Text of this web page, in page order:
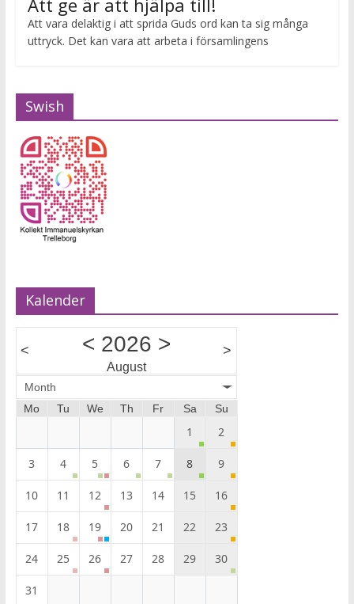
Att ge är att hjälpa till!
Att vara delaktig i att sprida Guds ord kan ta sig många
uttryck. Det kan vara att arbeta i församlingens
Swish
Kalender
< < 2026 >
August
>
Month
Mo
Tu We Th Fr Sa Su
1 2
3 4 5 6 7 8 9
10 11 12 13 14 15 16
17 18 19 20 21 22 23
24 25 26 27 28 29 30
31